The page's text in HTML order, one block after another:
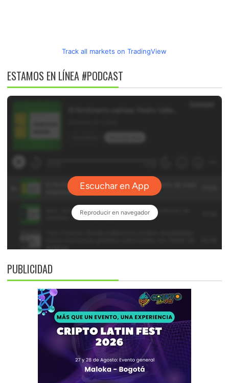
Track all markets on TradingView
ESTAMOS EN LÍNEA #PODCAST
PUBLICIDAD